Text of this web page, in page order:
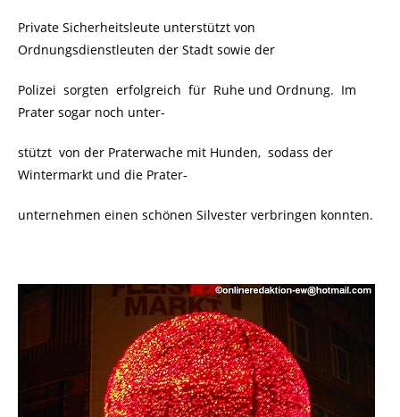
Private Sicherheitsleute unterstützt von
Ordnungsdienstleuten der Stadt sowie der
Polizei sorgten erfolgreich für Ruhe und Ordnung. Im
Prater sogar noch unter-
stützt von der Praterwache mit Hunden, sodass der
Wintermarkt und die Prater-
unternehmen einen schönen Silvester verbringen konnten.